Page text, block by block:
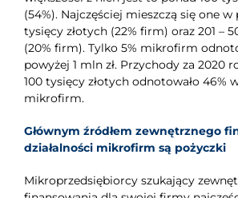
(54%). Najczęściej mieszczą się one w
tysięcy złotych (22% firm) oraz 201 –
(20% firm). Tylko 5% mikrofirm
powyżej 1 mln zł. Przychody za 2020
100 tysięcy złotych odnotowało 46%
mikrofirm.
Głównym źródłem zewnętrznego
działalności mikrofirm są pożyczki
Mikroprzedsiębiorcy szukający